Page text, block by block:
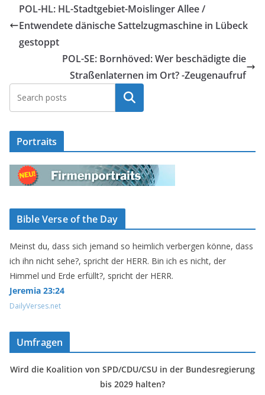
POL-HL: HL-Stadtgebiet-Moislinger Allee /
Entwendete dänische Sattelzugmaschine in Lübeck
gestoppt
POL-SE: Bornhöved: Wer beschädigte die
Straßenlaternen im Ort? -Zeugenaufruf
Suchen
Portraits
Bible Verse of the Day
Meinst du, dass sich jemand so heimlich verbergen könne, dass
ich ihn nicht sehe?, spricht der HERR. Bin ich es nicht, der
Himmel und Erde erfüllt?, spricht der HERR.
Jeremia 23:24
DailyVerses.net
Umfragen
Wird die Koalition von SPD/CDU/CSU in der Bundesregierung
bis 2029 halten?